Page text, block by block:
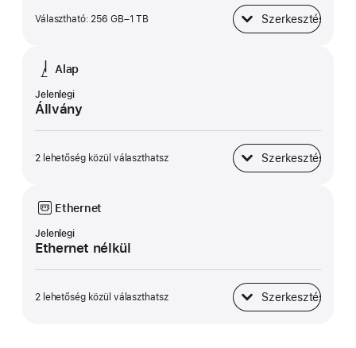
Választható: 256 GB–1 TB Szerkesztés
SSD-tároló
Alap
Jelenlegi
Állvány
2 lehetőség közül választhatsz Szerkesztés
Alap
Ethernet
Jelenlegi
Ethernet nélkül
2 lehetőség közül választhatsz Szerkesztés
Ethernet